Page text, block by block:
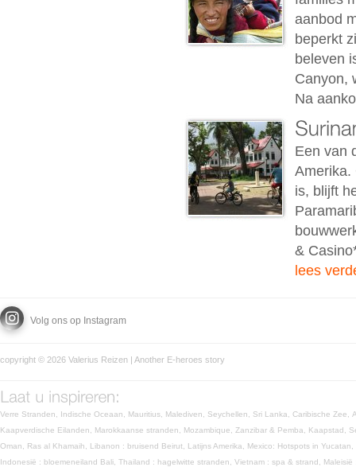
aanbod
beperkt
beleven
Canyon,
Na
Een van
Amerika.
is, blijft
&
lees
Volg ons op Instagram
copyright © 2026 Valerius Reizen | Another E-heroes story
Verre Stranden, Indische Oceaan, Mauritius, Malediven, Seychellen, Sri Lanka, Caribische Zee,
Kaapverdische Eilanden, Marokkaanse stranden, Mozambique, Zanzibar & Pemba, Kaapstad,
Oman, Ras al Khamaih, Libanon : bruisend Beirut, Latijns Amerika, Mexico: Hotspots in Yucatan,
Indonesië : bloemeneiland Bali, Thailand : hagelwitte stranden, Vietnam : spa & strand,